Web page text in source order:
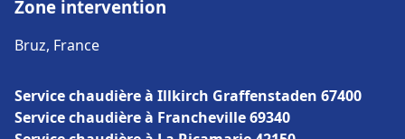
Zone intervention
Bruz, France
Service chaudière à Illkirch Graffenstaden 67400
Service chaudière à Francheville 69340